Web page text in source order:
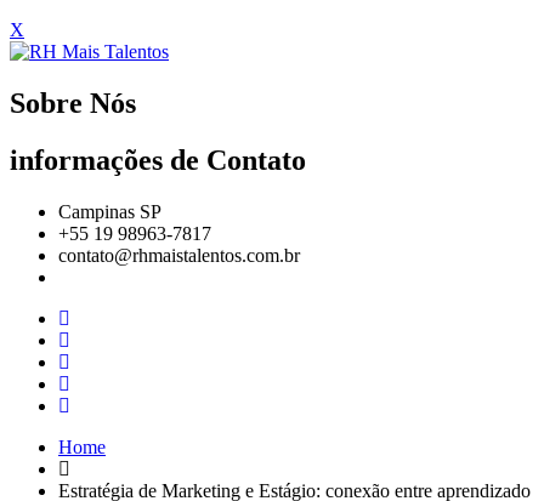
X
Sobre Nós
informações de Contato
Campinas SP
+55 19 98963-7817
contato@rhmaistalentos.com.br
Home
Estratégia de Marketing e Estágio: conexão entre aprendizado